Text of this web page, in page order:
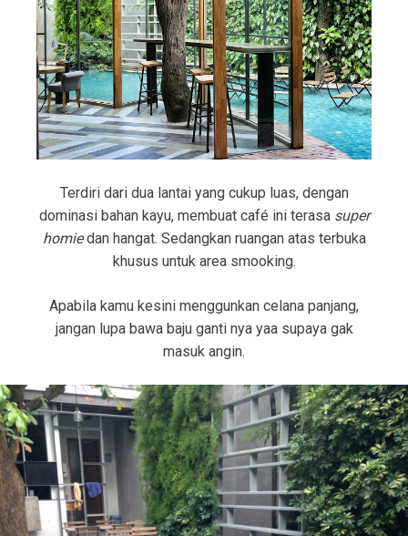
Terdiri dari dua lantai yang cukup luas, dengan
dominasi bahan kayu, membuat café ini terasa super
homiedan hangat. Sedangkan ruangan atas terbuka
khusus untuk area smooking.
Apabila kamu kesini menggunkan celana panjang,
jangan lupa bawa baju ganti nya yaa supaya gak
masuk angin.